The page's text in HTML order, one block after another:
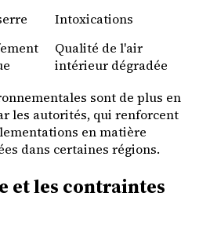
Intoxications
Qualité de l'air
intérieur dégradée
sont de plus en
les autorités, qui renforcent
en matière
dans certaines régions.
et les contraintes